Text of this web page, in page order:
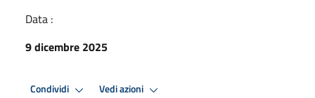
Data :
9 dicembre 2025
Condividi Vedi azioni